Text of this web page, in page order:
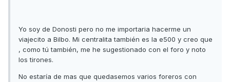
Yo soy de Donosti pero no me importaria hacerme un
viajecito a Bilbo. Mi centralita también es la e500 y creo que
, como tú también, me he sugestionado con el foro y noto
los tirones.
No estaría de mas que quedasemos varios foreros con